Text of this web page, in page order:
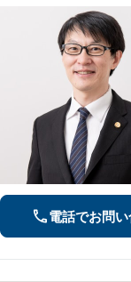
電話でお問